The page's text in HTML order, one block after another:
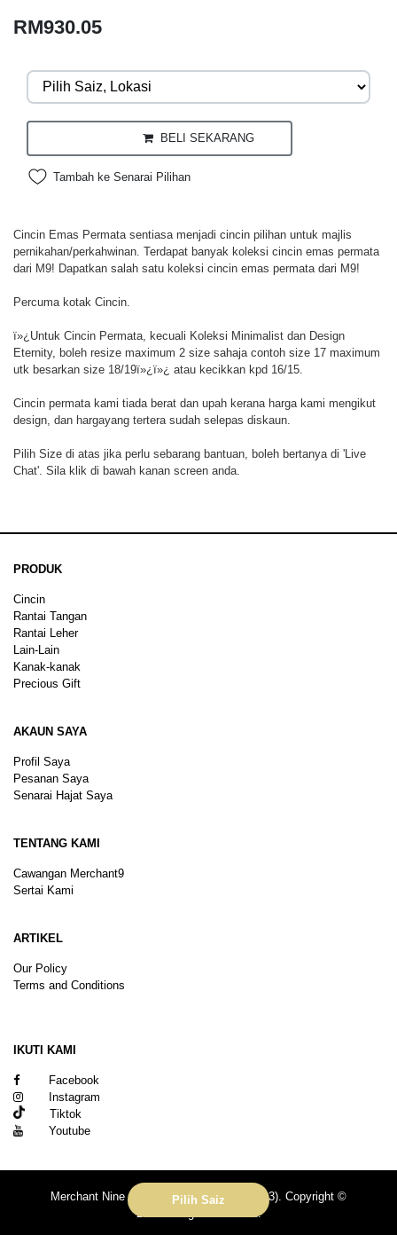
RM930.05
BELI SEKARANG
Tambah ke Senarai Pilihan
Cincin Emas Permata sentiasa menjadi cincin pilihan untuk majlis
pernikahan/perkahwinan. Terdapat banyak koleksi cincin emas permata
dari M9! Dapatkan salah satu koleksi cincin emas permata dari M9!
Percuma kotak Cincin.
ï»¿Untuk Cincin Permata, kecuali Koleksi Minimalist dan Design
Eternity, boleh resize maximum 2 size sahaja contoh size 17 maximum
utk besarkan size 18/19ï»¿ï»¿ atau kecikkan kpd 16/15.
Cincin permata kami tiada berat dan upah kerana harga kami mengikut
design, dan hargayang tertera sudah selepas diskaun.
Pilih Size di atas jika perlu sebarang bantuan, boleh bertanya di 'Live
Chat'. Sila klik di bawah kanan screen anda.
Pilih Saiz
PRODUK
Cincin
Rantai Tangan
Rantai Leher
Lain-Lain
Kanak-kanak
Precious Gift
AKAUN SAYA
Profil Saya
Pesanan Saya
Senarai Hajat Saya
TENTANG KAMI
Cawangan Merchant9
Sertai Kami
ARTIKEL
Our Policy
Terms and Conditions
IKUTI KAMI
Facebook
Instagram
Tiktok
Youtube
Merchant Nine Sdn Bhd (No. 201601039113). Copyright ©
2026.All rights reserved.